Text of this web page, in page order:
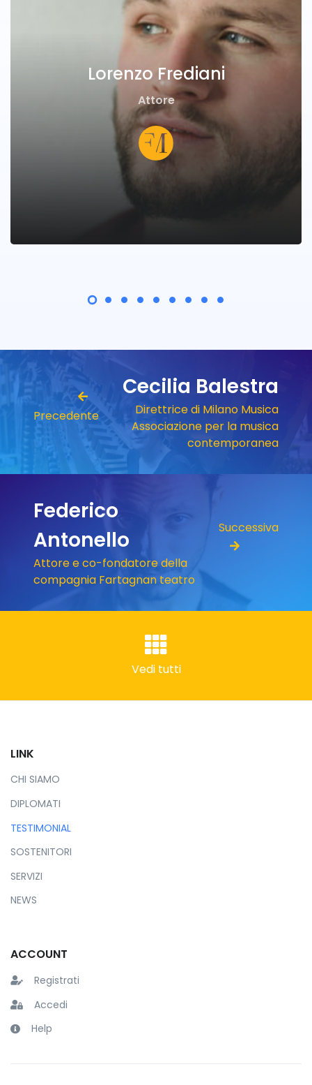
Lorenzo Frediani
Attore
Precedente
Cecilia Balestra
Direttrice di Milano Musica
Associazione per la musica
contemporanea
Federico
Antonello
Attore e co-fondatore della
compagnia Fartagnan teatro
Successiva
Vedi tutti
LINK
CHI SIAMO
DIPLOMATI
TESTIMONIAL
SOSTENITORI
SERVIZI
NEWS
ACCOUNT
Registrati
Accedi
Help